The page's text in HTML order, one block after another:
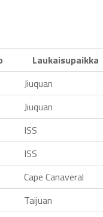
Laukaisupaikka
Jiuquan
Jiuquan
ISS
ISS
Cape Canaveral
Taijuan